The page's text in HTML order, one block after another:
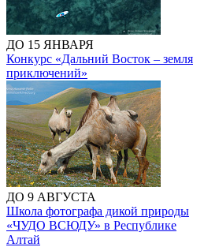
ДО 15 ЯНВАРЯ
Конкурс «Дальний Восток – земля
приключений»
ДО 9 АВГУСТА
Школа фотографа дикой природы
«ЧУДО ВСЮДУ» в Республике
Алтай